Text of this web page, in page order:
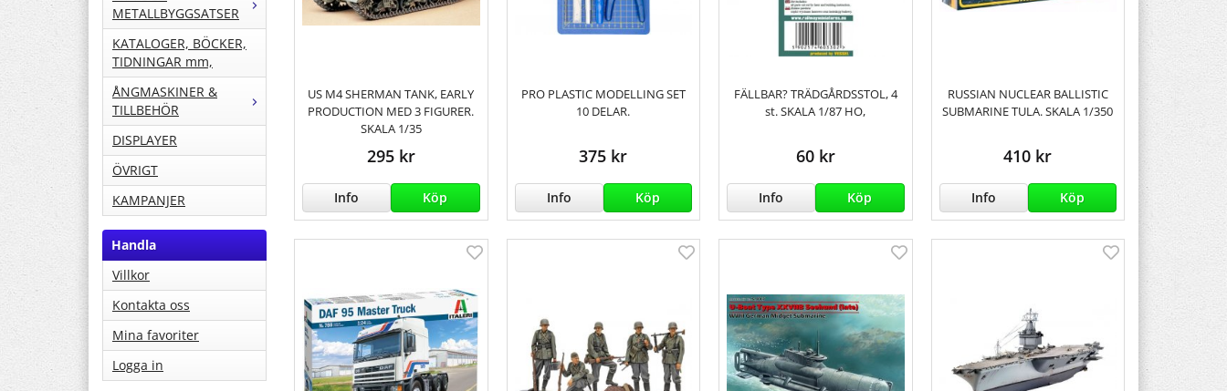
METALLBYGGSATSER
KATALOGER, BÖCKER,
TIDNINGAR mm,
ÅNGMASKINER &
TILLBEHÖR
DISPLAYER
ÖVRIGT
KAMPANJER
Handla
Villkor
Kontakta oss
Mina favoriter
Logga in
US M4 SHERMAN TANK, EARLY
PRODUCTION MED 3 FIGURER.
SKALA 1/35
295 kr
Info Köp
PRO PLASTIC MODELLING SET
10 DELAR.
375 kr
Info Köp
FÄLLBAR? TRÄDGÅRDSSTOL, 4
st. SKALA 1/87 HO,
60 kr
Info Köp
RUSSIAN NUCLEAR BALLISTIC
SUBMARINE TULA. SKALA 1/350
410 kr
Info Köp